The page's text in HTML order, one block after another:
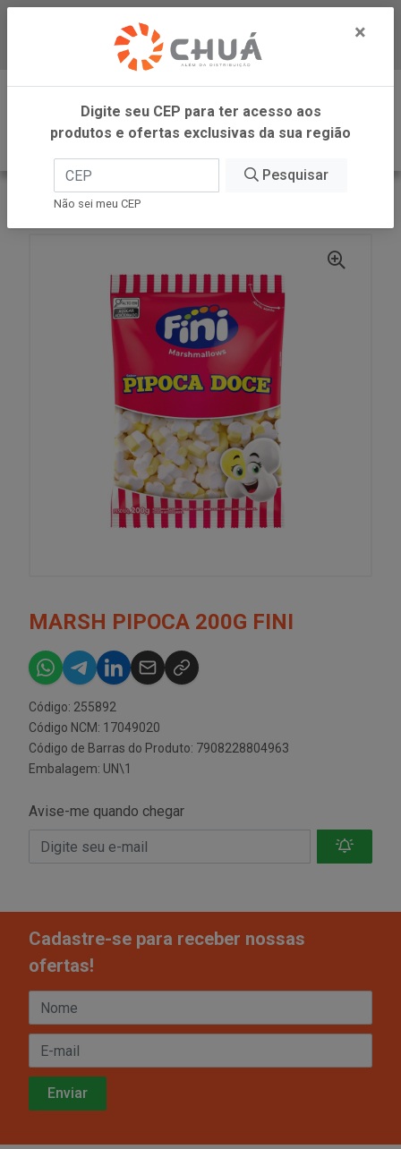
Baixe já nosso APP
0
INÍCIO FINI MARSH PIPOCA 200G FINI
MARSH PIPOCA 200G FINI
Código: 255892
Código NCM: 17049020
Código de Barras do Produto: 7908228804963
Embalagem: UN\1
Avise-me quando chegar
Cadastre-se para receber nossas
ofertas!
×
Digite seu CEP para ter acesso aos
produtos e ofertas exclusivas da sua região
Pesquisar
Não sei meu CEP